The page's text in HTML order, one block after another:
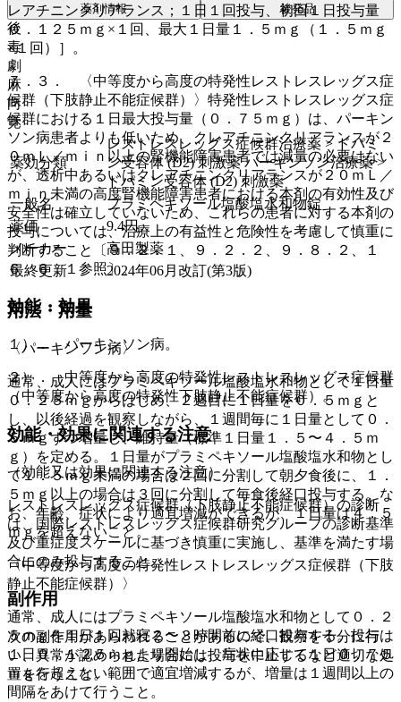
レアチニンクリアランス；１日１回投与、初回１日投与量
０．１２５ｍｇ×１回、最大１日量１．５ｍｇ（１．５ｍｇ
×１回）］。
７．３． 〈中等度から高度の特発性レストレスレッグス症
候群（下肢静止不能症候群）〉特発性レストレスレッグス症
候群における１日最大投与量（０．７５ｍｇ）は、パーキン
ソン病患者よりも低いため、クレアチニンクリアランスが２
０ｍＬ／ｍｉｎ以上の腎機能障害患者では減量の必要はない
が、透析中あるいはクレアチニンクリアランスが２０ｍＬ／
ｍｉｎ未満の高度腎機能障害患者における本剤の有効性及び
安全性は確立していないため、これらの患者に対する本剤の
投与については、治療上の有益性と危険性を考慮して慎重に
判断すること〔９．２．１、９．２．２、９．８．２、１
６．６．１参照〕。
効能・効果
１）． パーキンソン病。
２）． 中等度から高度の特発性レストレスレッグス症候群
（中等度から高度の特発性下肢静止不能症候群）。
効能・効果に関連する注意
（効能又は効果に関連する注意）
レストレスレッグス症候群（下肢静止不能症候群）の診断
は、国際レストレスレッグス症候群研究グループの診断基準
及び重症度スケールに基づき慎重に実施し、基準を満たす場
合にのみ投与すること。
副作用
次の副作用があらわれることがあるので、観察を十分に行
い、異常が認められた場合には投与を中止するなど適切な処
置を行うこと。
薬剤情報 後発品
後
毒
劇
麻
向
覚
薬効分類
レストレスレッグス症候群治療薬 > ドパミ
ン受容体 (D2) 刺激薬 パーキンソン治療薬 >
ドパミン受容体 (D2) 刺激薬
一般名
プラミペキソール塩酸塩水和物錠
薬価
9.4円
メーカー
高田製薬
最終更新
2024年06月改訂(第3版)
用法・用量
〈パーキンソン病〉
通常、成人にはプラミペキソール塩酸塩水和物として１日量
０．２５ｍｇからはじめ、２週目に１日量を０．５ｍｇと
し、以後経過を観察しながら、１週間毎に１日量として０．
５ｍｇずつ増量し、維持量（標準１日量１．５〜４．５ｍ
ｇ）を定める。１日量がプラミペキソール塩酸塩水和物とし
て１．５ｍｇ未満の場合は２回に分割して朝夕食後に、１．
５ｍｇ以上の場合は３回に分割して毎食後経口投与する。な
お、年齢、症状により適宜増減ができるが、１日量は４．５
ｍｇを超えないこと。
〈中等度から高度の特発性レストレスレッグス症候群（下肢
静止不能症候群）〉
通常、成人にはプラミペキソール塩酸塩水和物として０．２
５ｍｇを１日１回就寝２〜３時間前に経口投与する。投与は
１日０．１２５ｍｇより開始し、症状に応じて１日０．７５
ｍｇを超えない範囲で適宜増減するが、増量は１週間以上の
間隔をあけて行うこと。